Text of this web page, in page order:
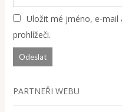
Uložit mé jméno, e-
prohlížeči.
PARTNEŘI WEBU